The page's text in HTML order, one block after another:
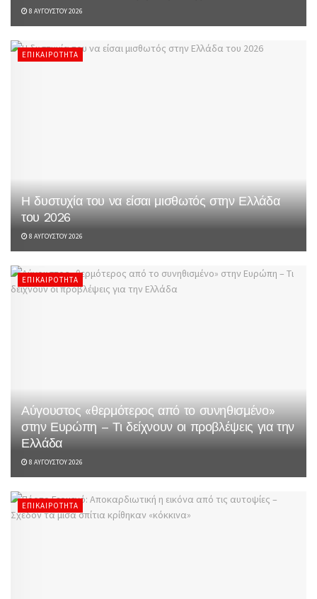
8 ΑΥΓΟΎΣΤΟΥ 2026
ΕΠΙΚΑΙΡΌΤΗΤΑ
Η δυστυχία του να είσαι μισθωτός στην Ελλάδα
του 2026
8 ΑΥΓΟΎΣΤΟΥ 2026
ΕΠΙΚΑΙΡΌΤΗΤΑ
Αύγουστος «θερμότερος από το συνηθισμένο»
στην Ευρώπη – Τι δείχνουν οι προβλέψεις για την
Ελλάδα
8 ΑΥΓΟΎΣΤΟΥ 2026
ΕΠΙΚΑΙΡΌΤΗΤΑ